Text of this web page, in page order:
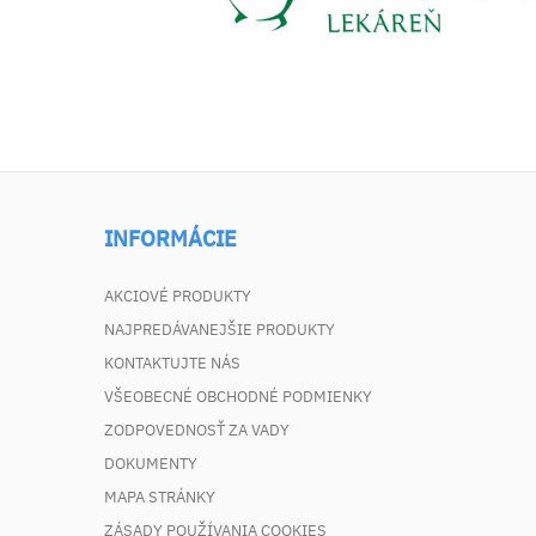
INFORMÁCIE
AKCIOVÉ PRODUKTY
NAJPREDÁVANEJŠIE PRODUKTY
KONTAKTUJTE NÁS
VŠEOBECNÉ OBCHODNÉ PODMIENKY
ZODPOVEDNOSŤ ZA VADY
DOKUMENTY
MAPA STRÁNKY
ZÁSADY POUŽÍVANIA COOKIES